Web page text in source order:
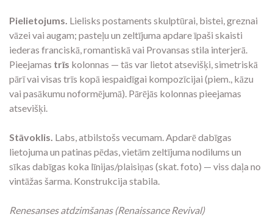
Pielietojums. Lielisks postaments skulptūrai, bistei, greznai
vāzei vai augam; pasteļu un zeltījuma apdare īpaši skaisti
iederas franciskā, romantiskā vai Provansas stila interjerā.
Pieejamas trīs kolonnas — tās var lietot atsevišķi, simetriskā
pārī vai visas trīs kopā iespaidīgai kompozīcijai (piem., kāzu
vai pasākumu noformējumā). Pārējās kolonnas pieejamas
atsevišķi.
Stāvoklis. Labs, atbilstošs vecumam. Apdarē dabīgas
lietojuma un patinas pēdas, vietām zeltījuma nodilums un
sīkas dabīgas koka līnijas/plaisiņas (skat. foto) — viss daļa no
vintāžas šarma. Konstrukcija stabila.
Renesanses atdzimšanas (Renaissance Revival)